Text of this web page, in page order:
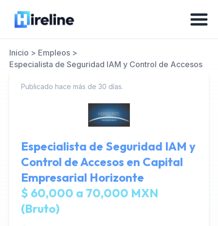
Inicio > Empleos>
Especialista de Seguridad IAM y Control de Accesos
Publicado hace más de 30 días.
Especialista de Seguridad IAM y
Control de Accesos en Capital
Empresarial Horizonte
$ 60,000 a 70,000 MXN
(Bruto)